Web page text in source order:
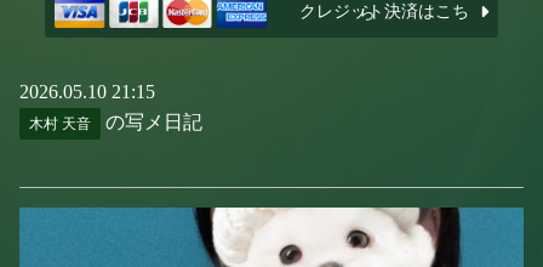
クレジット決済はこちら
2026.05.10 21:15
木村 天音 の写メ日記